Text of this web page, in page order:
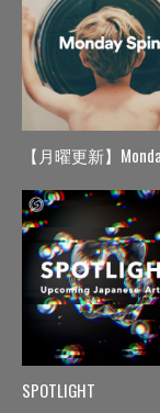
SPOTLIGHT